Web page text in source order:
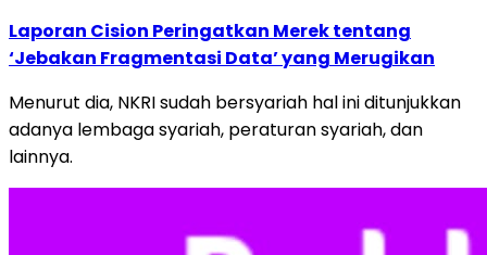
Laporan Cision Peringatkan Merek tentang
‘Jebakan Fragmentasi Data’ yang Merugikan
Menurut dia, NKRI sudah bersyariah hal ini ditunjukkan
adanya lembaga syariah, peraturan syariah, dan
lainnya.